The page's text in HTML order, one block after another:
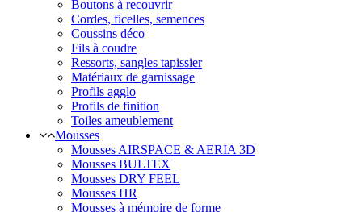
Boutons à recouvrir
Cordes, ficelles, semences
Coussins déco
Fils à coudre
Ressorts, sangles tapissier
Matériaux de garnissage
Profils agglo
Profils de finition
Toiles ameublement
Mousses
Mousses AIRSPACE & AERIA 3D
Mousses BULTEX
Mousses DRY FEEL
Mousses HR
Mousses à mémoire de forme